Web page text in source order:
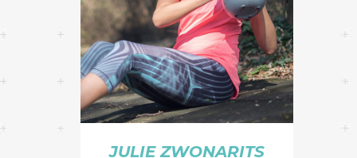
JULIE ZWONARITS